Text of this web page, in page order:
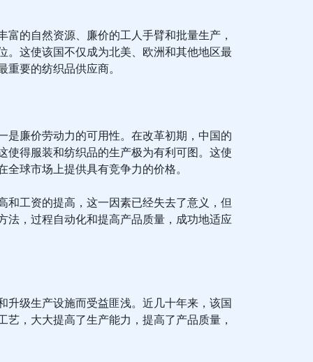
富的自然资源、廉价的工人手臂和批量生产，
。这使该国不仅成为北美、欧洲和其他地区最
要的纺织品供应商。
是廉价劳动力的可用性。在改革初期，中国的
使得服装和纺织品的生产极为有利可图。这使
球市场上提供具有竞争力的价格。
和工资的提高，这一因素已经失去了意义，但
法，过程自动化和提高产品质量，成功地适应
升级生产设施而受益匪浅。近几十年来，该国
艺，大大提高了生产能力，提高了产品质量，